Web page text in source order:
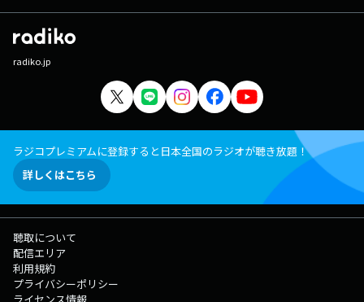
＝ワンコメをお聞かせください。 「ONE MORNING」公式Xや番組メッセ
ージフォームからお願いします！ Xでは「ワンジャッジ」も実施中！ 7
時台、8時台でも随所で紹介していきます。 ▽06:25〜 【 WEATHER
】 全国の最新のお天気をお伝えします ▽06:30〜 【 HEADLINE
Takahashiさんからのモーニングメッセージ！ Takuさんが気合いを入れ
たい朝にするモーニングチャージは？？ お楽しみに！ ▽06:55〜 【
競技会などを通して、かつての名選手から将来有望なオリンピック代表選
手のタマゴまで選手を紹介。 ▽07:00〜 【 MORNING HEADLINE 】
全国のお天気と最新のHEADLINE NEWSをお届け。 今朝の気になるニュ
ースについて、 ダイヤモンド・ライフ編集長の【 神庭亮介 】さんが解
説します。 ▽07:08〜 【 交通情報 】 --- ▽07:10〜 【 リポビタン
D TREND NET 】 ネットニュースの内側にいるプロフェッショナルが話題
のニュースを解説。 本日はダイヤモンド・ライフ編集長の【 神庭亮介
】さん。 今朝は、消費減税が「プラス影響」と答えた企業が 25％にと
どまった調査結果を受けて、 消費減税は本当に大丈夫なのか、神庭さん
に解説していただきます。 ▽07:19〜 【 KUMON 笑顔100点満点♪
】 「子どもの頃、KUMONやってました！」「今、子どもが通っていま
radiko.jp
ラジコプレミアムに登録すると日本全国のラジオが聴き放題！
詳しくはこちら
聴取について
配信エリア
利用規約
プライバシーポリシー